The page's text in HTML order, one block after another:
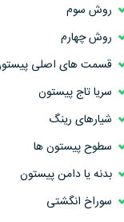
روش سوم
روش چهارم
قسمت های اصلی
سریا تاج پیستون
شیارهای رینگ
سطوح پیستون ها
بدنه یا دامن پیستون
سوراخ انگشتی